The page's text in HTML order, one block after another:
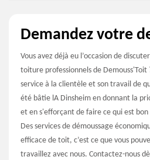
Demandez votre
Vous avez déjà eu l’occasion de
toiture professionnels de Demouss'Toit
service à la clientèle et son travail de
été bâtie lA Dinsheim en donnant la
et en s'efforçant de faire ce qui est
Des services de démoussage
efficace de toit, c’est ce que vous
travaillez avec nous. Contactez-nous